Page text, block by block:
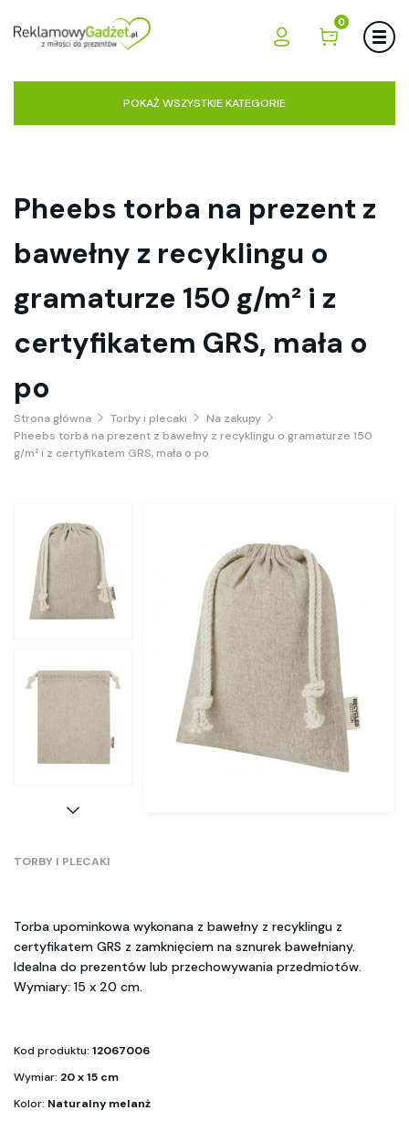
0
POKAŻ WSZYSTKIE KATEGORIE
Pheebs torba na prezent z
bawełny z recyklingu o
gramaturze 150 g/m² i z
certyfikatem GRS, mała o
po
Strona główna Torby i plecaki
Na zakupy
Pheebs torba na prezent z bawełny z recyklingu o gramaturze 150
g/m² i z certyfikatem GRS, mała o po
TORBY I PLECAKI
Torba upominkowa wykonana z bawełny z recyklingu z
certyfikatem GRS z zamknięciem na sznurek bawełniany.
Idealna do prezentów lub przechowywania przedmiotów.
Wymiary: 15 x 20 cm.
Kod produktu: 12067006
Wymiar: 20 x 15 cm
Kolor: Naturalny melanż